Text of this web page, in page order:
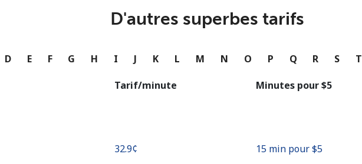
Continue avec
D'autres superbes tarifs
D E F G H I J K L M N O P Q R S T
Tarif/minute Minutes pour ⁦$5⁩
⁦32.9¢⁩ 15 min pour ⁦$5⁩